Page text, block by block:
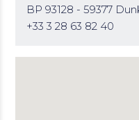
BP 93128 - 59377
+33 3 28 63 82 40